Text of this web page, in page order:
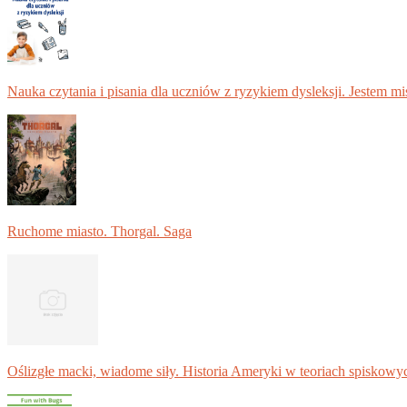
Nauka czytania i pisania dla uczniów z ryzykiem dysleksji. Jestem
Ruchome miasto. Thorgal. Saga
Oślizgłe macki, wiadome siły. Historia Ameryki w teoriach